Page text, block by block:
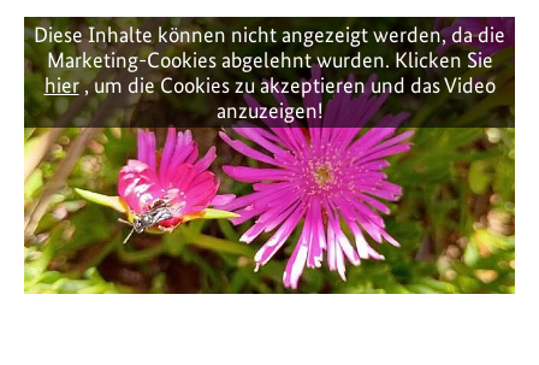
Diese Inhalte können nicht angezeigt werden, da die
Marketing-Cookies abgelehnt wurden. Klicken Sie
hier, um die Cookies zu akzeptieren und das Video
anzuzeigen!